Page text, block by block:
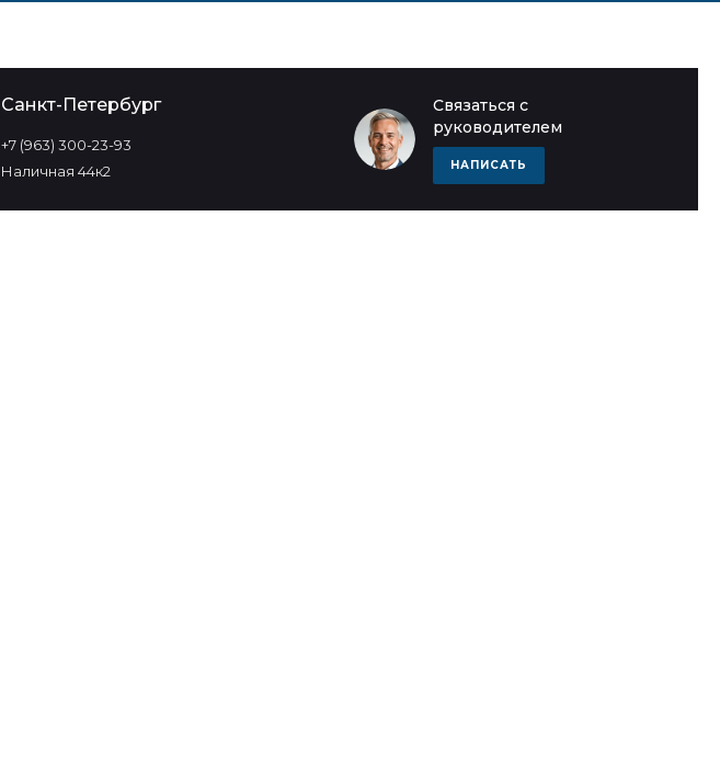
Связаться с
руководителем
НАПИСАТЬ
Санкт-Петербург
+7 (963) 300-23-93
Наличная 44к2